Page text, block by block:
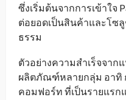
ซึ่งเริ่มต้นจากการเข้าใจ
ต่อยอดเป็นสินค้าและโซ
ธรรม
ตัวอย่างความสำเร็จจา
ผลิตภัณฑ์หลายกลุ่ม อาทิ
คอมฟอร์ท ที่เป็นรายแรก